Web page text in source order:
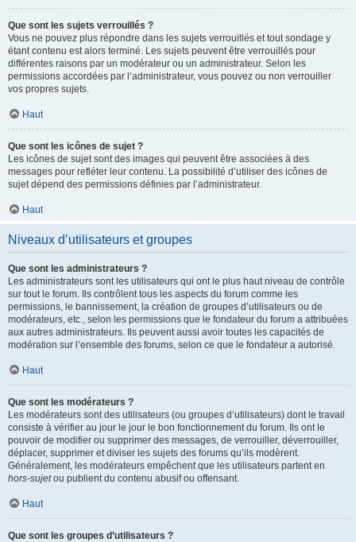
Que sont les sujets verrouillés ?
Vous ne pouvez plus répondre dans les sujets verrouillés et tout sondage y
étant contenu est alors terminé. Les sujets peuvent être verrouillés pour
différentes raisons par un modérateur ou un administrateur. Selon les
permissions accordées par l’administrateur, vous pouvez ou non verrouiller
vos propres sujets.
Haut
Que sont les icônes de sujet ?
Les icônes de sujet sont des images qui peuvent être associées à des
messages pour refléter leur contenu. La possibilité d’utiliser des icônes de
sujet dépend des permissions définies par l’administrateur.
Haut
Niveaux d’utilisateurs et groupes
Que sont les administrateurs ?
Les administrateurs sont les utilisateurs qui ont le plus haut niveau de contrôle
sur tout le forum. Ils contrôlent tous les aspects du forum comme les
permissions, le bannissement, la création de groupes d’utilisateurs ou de
modérateurs, etc., selon les permissions que le fondateur du forum a attribuées
aux autres administrateurs. Ils peuvent aussi avoir toutes les capacités de
modération sur l’ensemble des forums, selon ce que le fondateur a autorisé.
Haut
Que sont les modérateurs ?
Les modérateurs sont des utilisateurs (ou groupes d’utilisateurs) dont le travail
consiste à vérifier au jour le jour le bon fonctionnement du forum. Ils ont le
pouvoir de modifier ou supprimer des messages, de verrouiller, déverrouiller,
déplacer, supprimer et diviser les sujets des forums qu’ils modèrent.
Généralement, les modérateurs empêchent que les utilisateurs partent en
hors-sujetou publient du contenu abusif ou offensant.
Haut
Que sont les groupes d’utilisateurs ?